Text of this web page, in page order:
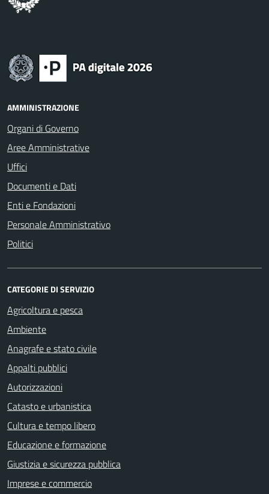
AMMINISTRAZIONE
Organi di Governo
Aree Amministrative
Uffici
Documenti e Dati
Enti e Fondazioni
Personale Amministrativo
Politici
CATEGORIE DI SERVIZIO
Agricoltura e pesca
Ambiente
Anagrafe e stato civile
Appalti pubblici
Autorizzazioni
Catasto e urbanistica
Cultura e tempo libero
Educazione e formazione
Giustizia e sicurezza pubblica
Imprese e commercio